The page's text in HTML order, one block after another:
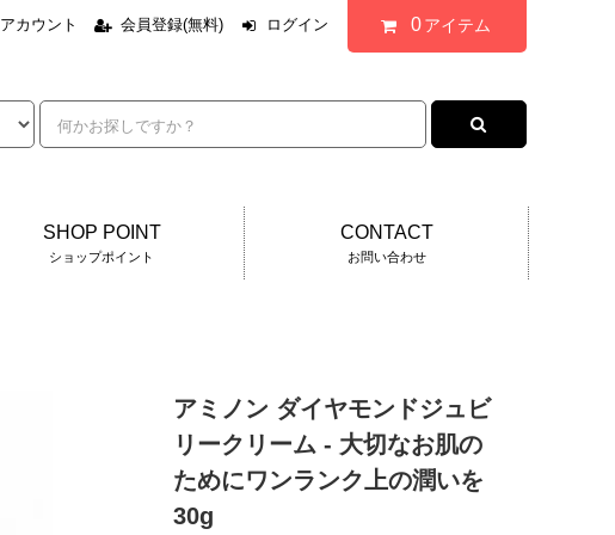
アカウント 会員登録(無料) ログイン 0 アイテム
SHOP POINT
ショップポイント
CONTACT
お問い合わせ
アミノン ダイヤモンドジュビ
リークリーム - 大切なお肌の
ためにワンランク上の潤いを
30g